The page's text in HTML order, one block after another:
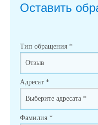
Оставить
Тип обращения *
Адресат *
Фамилия *